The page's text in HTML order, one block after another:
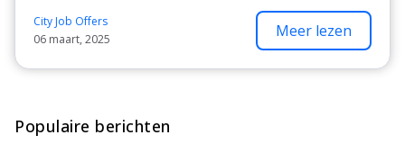
Populaire berichten
City Job Offers
06 maart, 2025
Meer lezen